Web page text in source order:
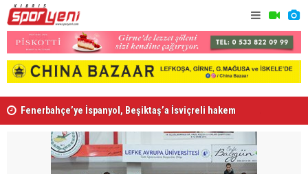
Fenerbahçe’ye İspanyol, Beşiktaş’a İsviçreli hakem